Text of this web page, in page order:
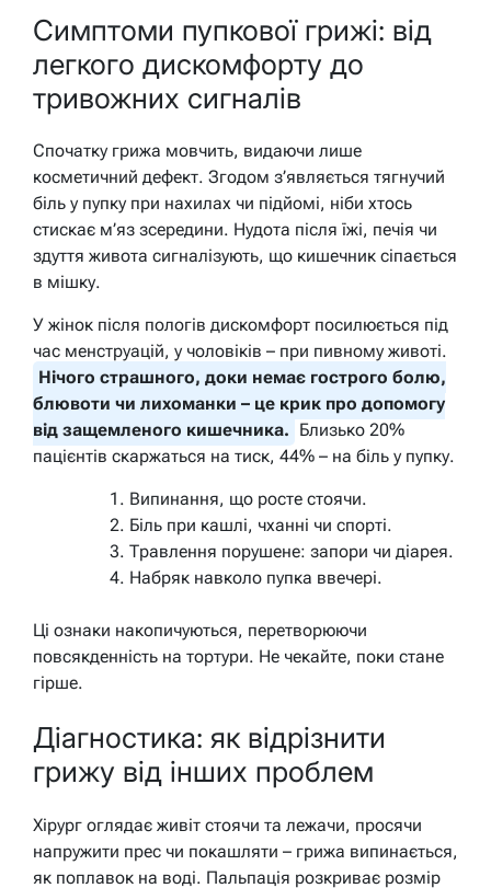
Симптоми пупкової грижі: від
легкого дискомфорту до
тривожних сигналів
Спочатку грижа мовчить, видаючи лише
косметичний дефект. Згодом з’являється тягнучий
біль у пупку при нахилах чи підйомі, ніби хтось
стискає м’яз зсередини. Нудота після їжі, печія чи
здуття живота сигналізують, що кишечник сіпається
в мішку.
У жінок після пологів дискомфорт посилюється під
час менструацій, у чоловіків – при пивному животі.
Нічого страшного, доки немає гострого болю,
блювоти чи лихоманки – це крик про допомогу
від защемленого кишечника. Близько 20%
пацієнтів скаржаться на тиск, 44% – на біль у пупку.
Випинання, що росте стоячи.
Біль при кашлі, чханні чи спорті.
Травлення порушене: запори чи діарея.
Набряк навколо пупка ввечері.
Ці ознаки накопичуються, перетворюючи
повсякденність на тортури. Не чекайте, поки стане
гірше.
Діагностика: як відрізнити
грижу від інших проблем
Хірург оглядає живіт стоячи та лежачи, просячи
напружити прес чи покашляти – грижа випинається,
як поплавок на воді. Пальпація розкриває розмір